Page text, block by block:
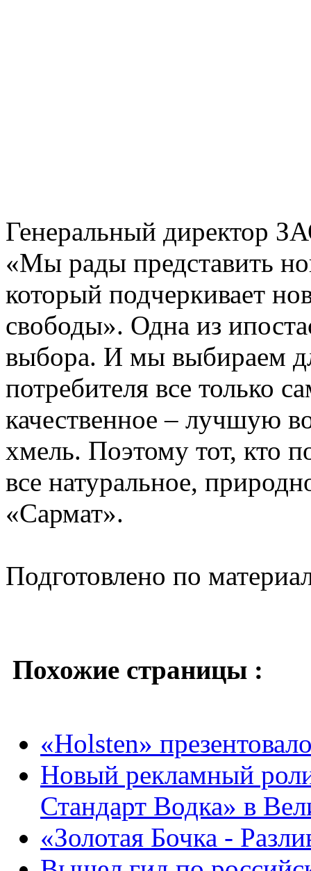
Генеральный директор
«Мы рады представить
который подчеркивает
свободы». Одна из
выбора. И мы выбираем
потребителя все только
качественное – лучшую
хмель. Поэтому тот, кто
все натуральное,
«Сармат».
Подготовлено по
Похожие страницы :
«Holsten»
Новый рекламный
Стандарт Водка» в
«Золотая Бочка -